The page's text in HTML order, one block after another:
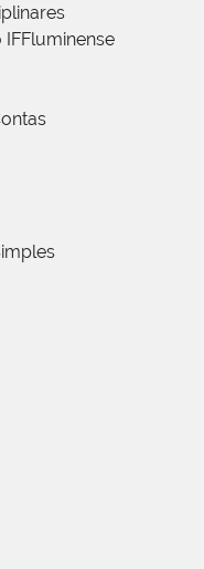
IFFluminense